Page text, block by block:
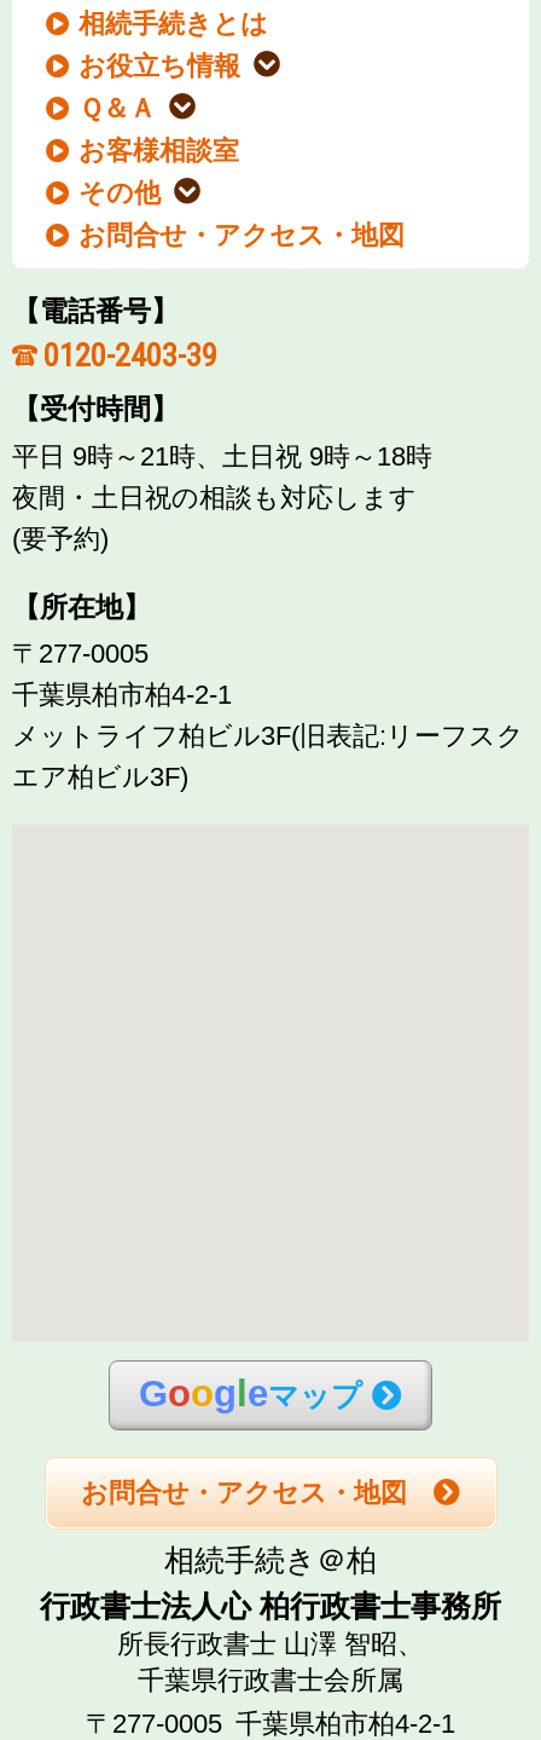
相続手続きとは
お役立ち情報
Ｑ＆Ａ
お客様相談室
その他
お問合せ・アクセス・地図
【電話番号】
0120-2403-39
【受付時間】
平日 9時～21時、土日祝 9時～18時
夜間・土日祝の相談も対応します
(要予約)
【所在地】
〒277-0005
千葉県柏市柏4-2-1
メットライフ柏ビル3F(旧表記:リーフスク
エア柏ビル3F)
Goog eマップ
お問合せ・アクセス・地図
相続手続き＠柏
行政書士法人心 柏行政書士事務所
所長行政書士 山澤 智昭、
千葉県行政書士会所属
〒277-0005 千葉県柏市柏4-2-1